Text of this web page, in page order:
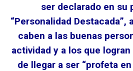
ser declarado en su
“Personalidad
caben a las buenas
actividad y a los que
de llegar a ser “profeta